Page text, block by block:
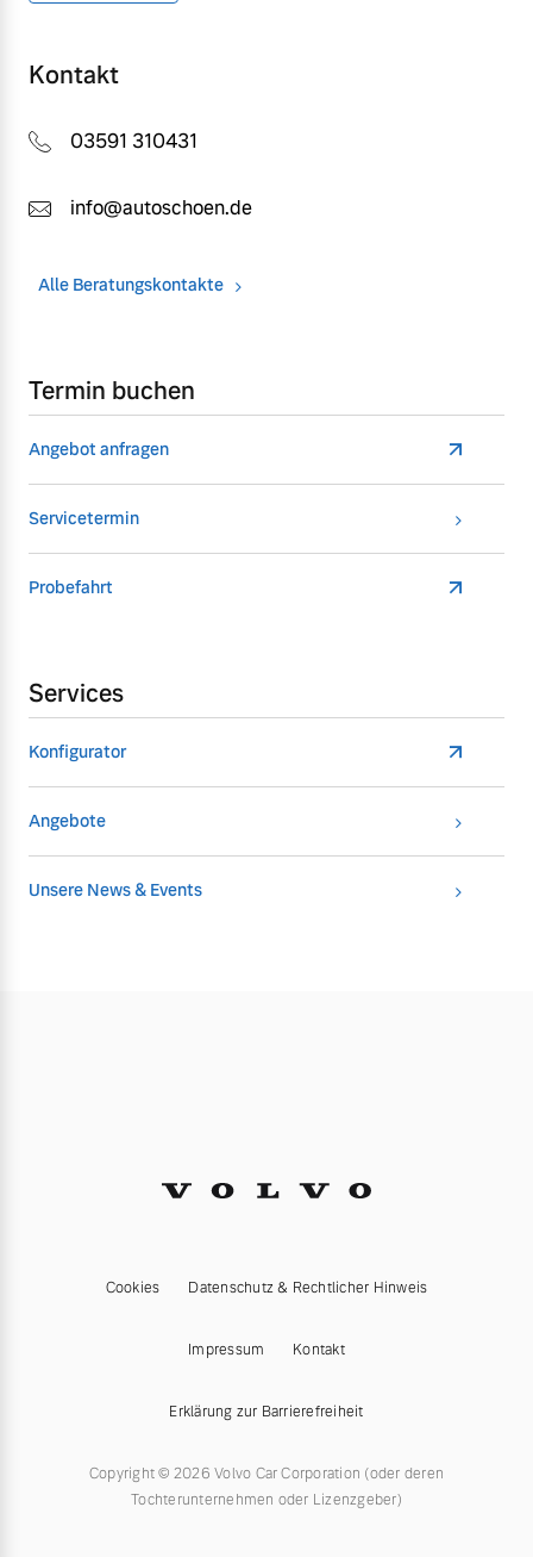
Kontakt
03591 310431
info@autoschoen.de
Alle Beratungskontakte
Termin buchen
Angebot anfragen
Servicetermin
Probefahrt
Services
Konfigurator
Angebote
Unsere News & Events
Cookies Datenschutz & Rechtlicher Hinweis
Impressum Kontakt
Erklärung zur Barrierefreiheit
Copyright © 2026 Volvo Car Corporation (oder deren
Tochterunternehmen oder Lizenzgeber)